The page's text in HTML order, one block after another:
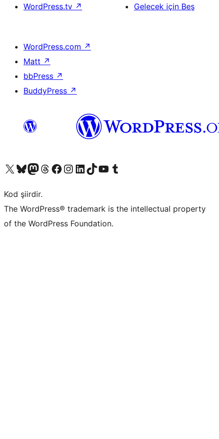
WordPress.tv ↗ Gelecek için Beş
WordPress.com ↗
Matt ↗
bbPress ↗
BuddyPress ↗
X (eski Twitter) hesabımıza bakın
Bluesky hesabımızı ziyaret edinMastodon hesabımızı ziyaret edinThreads hesabımızı ziyaret edinFacebook sayfamızı ziyaret edinInstagram hesabımızı ziyaret edinLinkedIn hesabımızı ziyaret edinTikTok hesabımızı ziyaret edinYouTube kanalımızı ziyaret edinTumblr hesabımızı ziyaret edin
Kod şiirdir.
The WordPress® trademark is the intellectual property
of the WordPress Foundation.